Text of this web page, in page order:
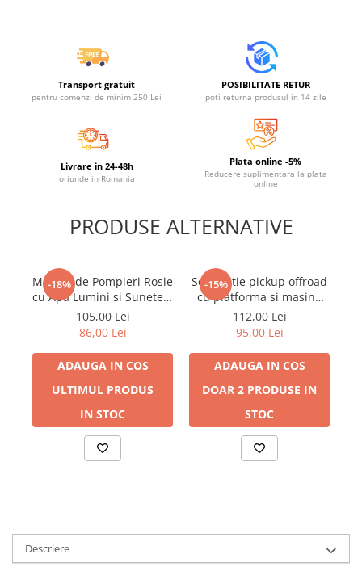
Set Avioane si submarine
Seturi de doctor
Seturi de rufe
Trenulete
Vehicule de constructii
Transport gratuit
pentru comenzi de minim 250 Lei
POSIBILITATE RETUR
poti returna produsul in 14 zile
Livrare in 24-48h
oriunde in Romania
Plata online -5%
Reducere suplimentara la plata
online
PRODUSE ALTERNATIVE
-18%
Masina de Pompieri Rosie
cu Apa Lumini si Sunete 3
ani+
105,00 Lei
86,00 Lei
ADAUGA IN COS
ULTIMUL PRODUS
IN STOC
-15%
Set politie pickup offroad
cu platforma si masina
tractata
112,00 Lei
95,00 Lei
ADAUGA IN COS
DOAR 2 PRODUSE IN
STOC
Descriere